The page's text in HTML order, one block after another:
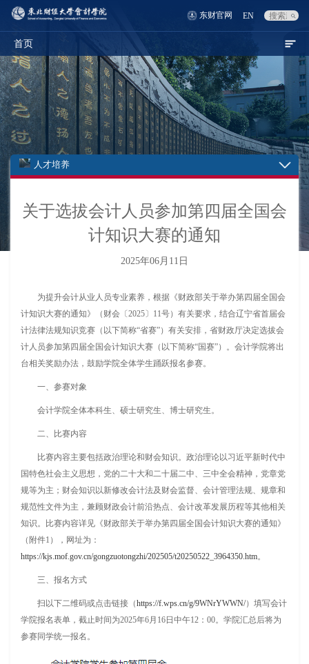
东财官网 EN
首页
人才培养
关于选拔会计人员参加第四届全国会
计知识大赛的通知
2025年06月11日
为提升会计从业人员专业素养，根据《财政部关于举办第四届全国会
计知识大赛的通知》（财会〔2025〕11号）有关要求，结合辽宁省首届会
计法律法规知识竞赛（以下简称“省赛”）有关安排，省财政厅决定选拔会
计人员参加第四届全国会计知识大赛（以下简称“国赛”）。会计学院将出
台相关奖励办法，鼓励学院全体学生踊跃报名参赛。
一、参赛对象
会计学院全体本科生、硕士研究生、博士研究生。
二、比赛内容
比赛内容主要包括政治理论和财会知识。政治理论以习近平新时代中
国特色社会主义思想，党的二十大和二十届二中、三中全会精神，党章党
规等为主；财会知识以新修改会计法及财会监督、会计管理法规、规章和
规范性文件为主，兼顾财政会计前沿热点、会计改革发展历程等其他相关
知识。比赛内容详见《财政部关于举办第四届全国会计知识大赛的通知》
（附件1），网址为：
https://kjs.mof.gov.cn/gongzuotongzhi/202505/t20250522_3964350.htm。
三、报名方式
扫以下二维码或点击链接（https://f.wps.cn/g/9WNrYWWN/）填写会计
学院报名表单，截止时间为2025年6月16日中午12：00。学院汇总后将为
参赛同学统一报名。